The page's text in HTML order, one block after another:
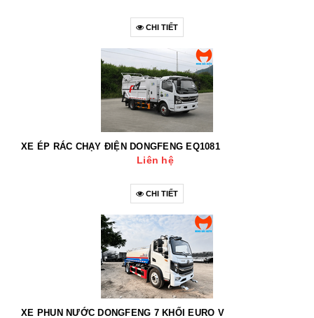
CHI TIẾT
XE ÉP RÁC CHẠY ĐIỆN DONGFENG EQ1081
Liên hệ
CHI TIẾT
XE PHUN NƯỚC DONGFENG 7 KHỐI EURO V